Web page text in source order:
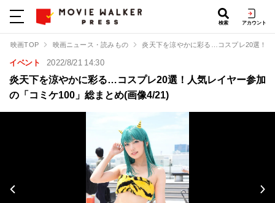
検索 アカウント
映画TOP 映画ニュース・読みもの 炎天下を涼やかに彩る…コスプレ20選！
イベント 2022/8/21 14:30
炎天下を涼やかに彩る…コスプレ20選！人気レイヤー参加
の「コミケ100」総まとめ(画像4/21)